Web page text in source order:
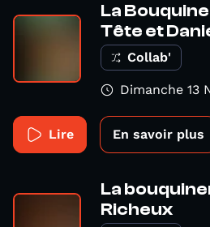
La
Tête et
Collab'
Dimanche 13
Lire En savoir plus
La
Richeux